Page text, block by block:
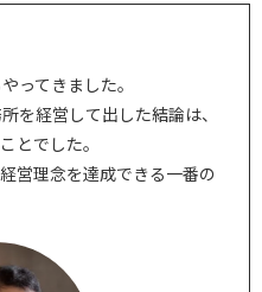
ってきました。
を経営して出した結論は、
とでした。
営理念を達成できる一番の